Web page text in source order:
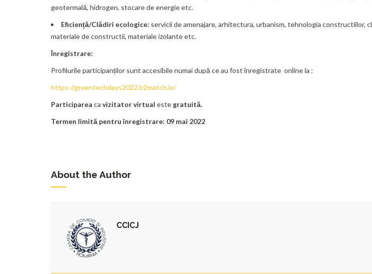
geotermală, hidrogen, stocare de energie etc.
Eficiență/Clădiri ecologice: servicii de amenajare, arhitectura, urbanism, tehnologia constructiilor,
materiale de constructii, materiale izolante etc.
Înregistrare:
Profilurile participanților sunt accesibile numai după ce au fost înregistrate online la :
https://greentechdays2022.b2match.io/
Participarea ca vizitator virtual este gratuită.
Termen limită pentru înregistrare: 09 mai 2022
About the Author
CCICJ